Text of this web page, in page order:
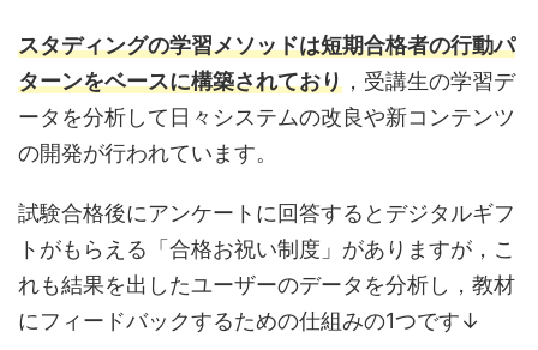
スタディングの学習メソッドは短期合格者の行動パ
ターンをベースに構築されており ，受講生の学習デ
ータを分析して日々システムの改良や新コンテンツ
の開発が行われています。
試験合格後にアンケートに回答するとデジタルギフ
トがもらえる「合格お祝い制度」がありますが，こ
れも結果を出したユーザーのデータを分析し，教材
にフィードバックするための仕組みの1つです↓